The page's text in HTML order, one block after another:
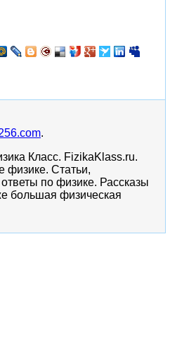
.
Класс. FizikaKlass.ru.
физике. Статьи,
по физике. Рассказы
большая физическая